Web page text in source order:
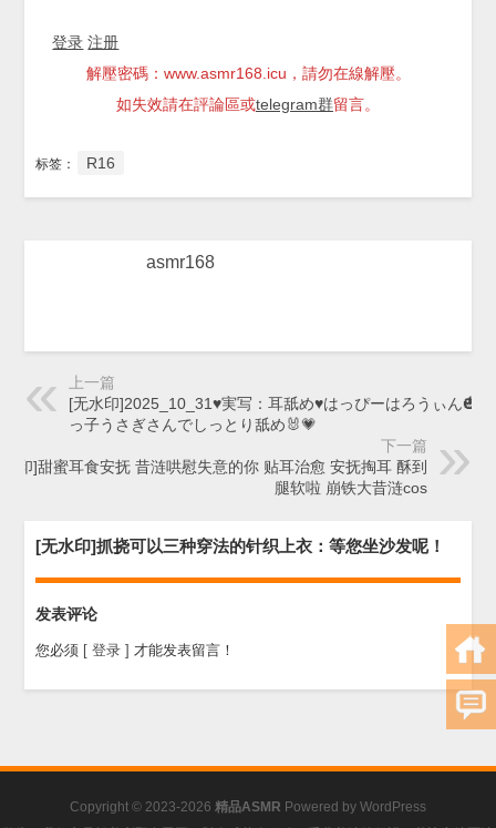
登录 注册
解壓密碼：www.asmr168.icu，請勿在線解壓。
如失效請在評論區或telegram群留言。
标签： R16
asmr168
上一篇
[无水印]2025_10_31♥実写：耳舐め♥はっぴーはろうぃん🎃
っ子うさぎさんでしっとり舐め🐰💗
下一篇
印]甜蜜耳食安抚 昔涟哄慰失意的你 贴耳治愈 安抚掏耳 酥到
腿软啦 崩铁大昔涟cos
[无水印]抓挠可以三种穿法的针织上衣：等您坐沙发呢！
发表评论
您必须 [ 登录 ] 才能发表留言！
Copyright © 2023-2026 精品ASMR Powered by WordPress